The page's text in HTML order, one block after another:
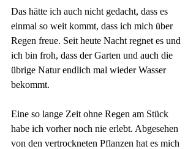
Das hätte ich auch nicht gedacht, dass es
einmal so weit kommt, dass ich mich über
Regen freue. Seit heute Nacht regnet es und
ich bin froh, dass der Garten und auch die
übrige Natur endlich mal wieder Wasser
bekommt.
Eine so lange Zeit ohne Regen am Stück
habe ich vorher noch nie erlebt. Abgesehen
von den vertrockneten Pflanzen hat es mich